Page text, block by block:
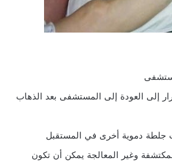
إلى العودة إلى المستشفى بعد الذهاب
وغير المعالجة يمكن أن تكون